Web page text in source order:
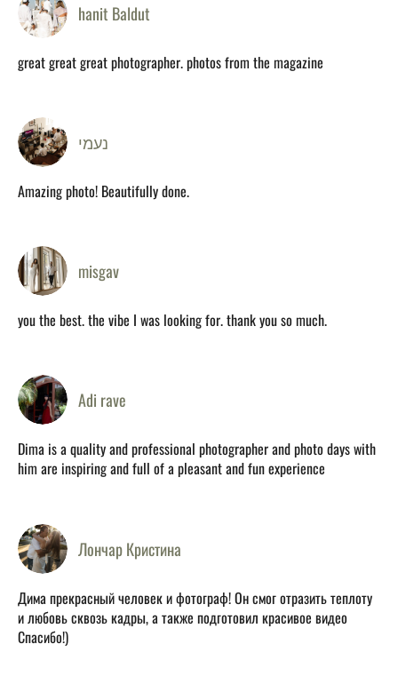
hanit Baldut
great great great photographer. photos from the magazine
נעמי
Amazing photo! Beautifully done.
misgav
you the best. the vibe I was looking for. thank you so much.
Adi rave
Dima is a quality and professional photographer and photo days with
him are inspiring and full of a pleasant and fun experience
Лончар Кристина
Дима прекрасный человек и фотограф! Он смог отразить теплоту
и любовь сквозь кадры, а также подготовил красивое видео
Спасибо!)